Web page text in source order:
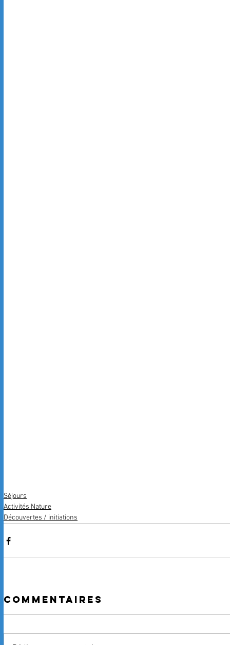
Séjours
Activités Nature
Découvertes / initiations
Commentaires